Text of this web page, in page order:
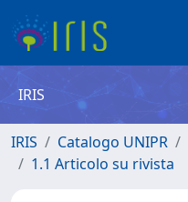
IRIS
IRIS Catalogo UNIPR
1.1 Articolo su rivista